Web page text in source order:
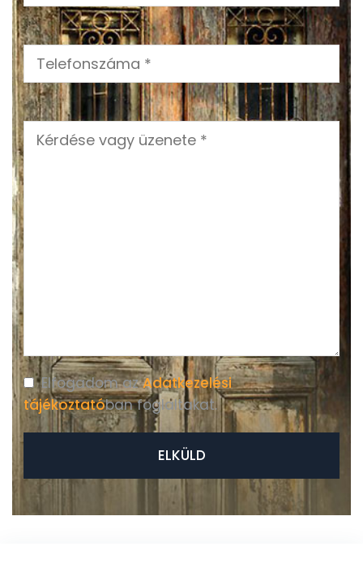
Elfogadom azAdatkezelési
tájékoztatóban foglaltakat.